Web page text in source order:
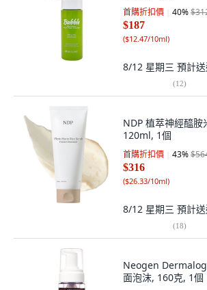
首購折扣價 40%
$187
($12.47/10ml)
8/12 星期三 預計
(12)
NDP 植萃神經醯胺
120ml, 1個
首購折扣價 43%
$316
($26.33/10ml)
8/12 星期三 預計
(18)
Neogen
面泡沫, 160克, 1個